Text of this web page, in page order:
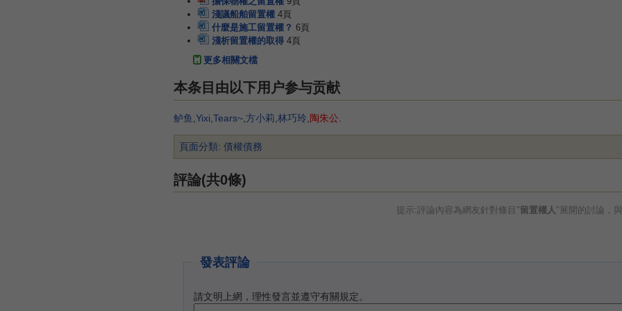
淺議船舶留置權 4頁
什麼是施工留置權？ 6頁
淺析留置權的取得 4頁
更多相關文檔
本条目由以下用户参与贡献
鲈鱼 ,Yixi,Tears~,方小莉,林巧玲,陶朱公.
頁面分類: 債權債務
評論(共0條)
提示:評論內容為網友針對條目"留置權人 "展開的討論，
發表評論
請文明上網，理性發言並遵守有關規定。